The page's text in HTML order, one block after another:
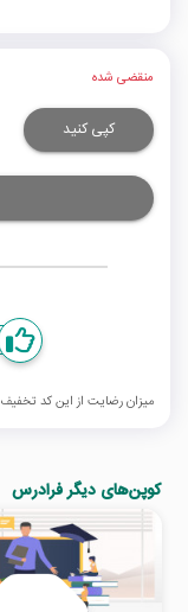
منقضی شده
کپی کنید
میزان رضایت از این کد تخفیف
کوپن‌های دیگر فرادرس